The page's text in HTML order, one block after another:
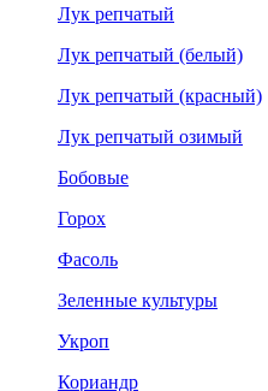
Лук репчатый
Лук репчатый (белый)
Лук репчатый (красный)
Лук репчатый озимый
Бобовые
Горох
Фасоль
Зеленные культуры
Укроп
Кориандр